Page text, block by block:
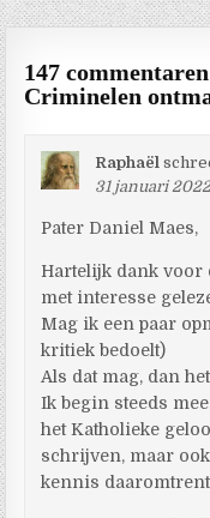
147
Criminelen
Raphaël
31 januari
Pater Daniel Maes,
Hartelijk dank voor
met interesse
Mag ik een paar
kritiek bedoelt)
Als dat mag, dan
Ik begin steeds
het Katholieke
schrijven, maar
kennis